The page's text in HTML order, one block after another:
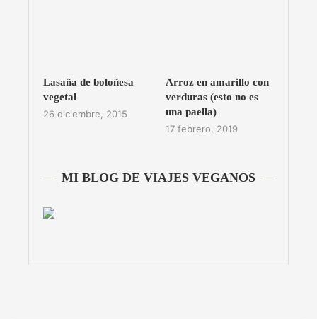
Lasaña de boloñesa
vegetal
26 diciembre, 2015
Arroz en amarillo con
verduras (esto no es
una paella)
17 febrero, 2019
MI BLOG DE VIAJES VEGANOS